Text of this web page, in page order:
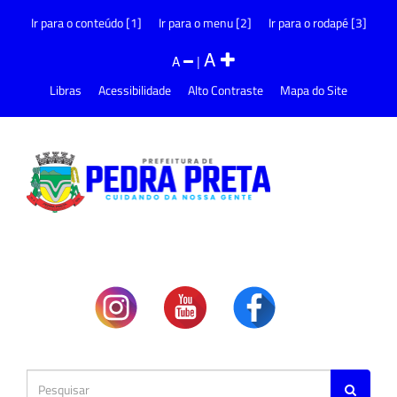
Ir para o conteúdo [1] Ir para o menu [2] Ir para o rodapé [3]
A |A
Libras Acessibilidade Alto Contraste Mapa do Site